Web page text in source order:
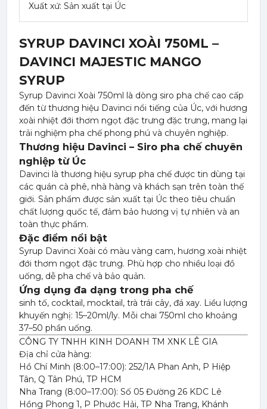
Xuất xứ: Sản xuất tại Úc
SYRUP DAVINCI XOÀI 750ML –
DAVINCI MAJESTIC MANGO
SYRUP
Syrup Davinci Xoài 750ml là dòng siro pha chế cao cấp
đến từ thương hiệu Davinci nổi tiếng của Úc, với hương
xoài nhiệt đới thơm ngọt đặc trưng đặc trưng, mang lại
trải nghiệm pha chế phong phú và chuyên nghiệp.
Thương hiệu Davinci – Siro pha chế chuyên
nghiệp từ Úc
Davinci là thương hiệu syrup pha chế được tin dùng tại
các quán cà phê, nhà hàng và khách sạn trên toàn thế
giới. Sản phẩm được sản xuất tại Úc theo tiêu chuẩn
chất lượng quốc tế, đảm bảo hương vị tự nhiên và an
toàn thực phẩm.
Đặc điểm nổi bật
Syrup Davinci Xoài có màu vàng cam, hương xoài nhiệt
đới thơm ngọt đặc trưng. Phù hợp cho nhiều loại đồ
uống, dễ pha chế và bảo quản.
Ứng dụng đa dạng trong pha chế
sinh tố, cocktail, mocktail, trà trái cây, đá xay. Liều lượng
khuyến nghị: 15–20ml/ly. Mỗi chai 750ml cho khoảng
37–50 phần uống.
CÔNG TY TNHH KINH DOANH TM XNK LÊ GIA
Địa chỉ cửa hàng:
Hồ Chí Minh (8:00–17:00): 252/1A Phan Anh, P Hiệp
Tân, Q Tân Phú, TP HCM
Nha Trang (8:00–17:00): Số 05 Đường 26 KDC Lê
Hồng Phong 1, P Phước Hải, TP Nha Trang, Khánh